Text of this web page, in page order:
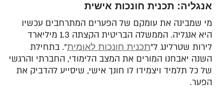
אנגליה: תכנית חונכות אישית
מי שמבינה את עומקם של הפערים המתרחבים עכשיו
היא אנגליה. הממשלה הבריטית הקצתה 1.3 מיליארד
לירות שטרלינג ל"תכנית חונכות לאומית". בתחילת
השנה יאבחנו המורים את המצב הלימודי, החברתי והרגשי
של כל תלמיד ויצמידו לו חונך אישי, שיסייע להדביק את
הפער.